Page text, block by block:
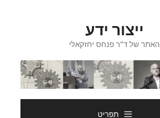
ייצור ידע
האתר של ד"ר פנחס יחזקאלי
תפריט